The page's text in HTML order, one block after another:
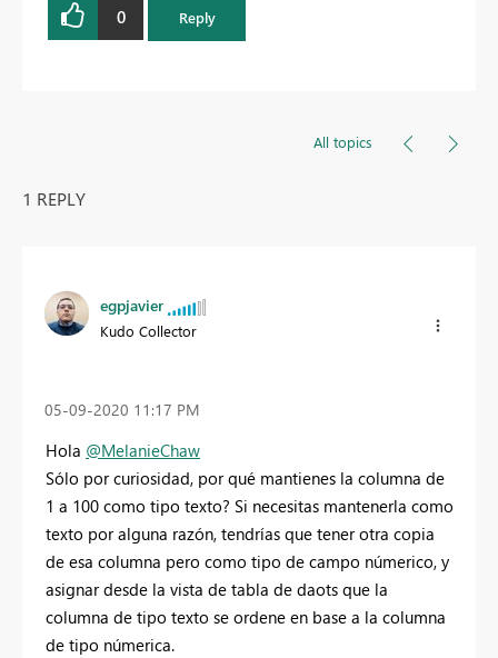
0 Reply
All topics
1 REPLY
egpjavier
Kudo Collector
‎05-09-2020 11:17 PM
Hola @MelanieChaw
Sólo por curiosidad, por qué mantienes la columna de
1 a 100 como tipo texto? Si necesitas mantenerla como
texto por alguna razón, tendrías que tener otra copia
de esa columna pero como tipo de campo númerico, y
asignar desde la vista de tabla de daots que la
columna de tipo texto se ordene en base a la columna
de tipo númerica.